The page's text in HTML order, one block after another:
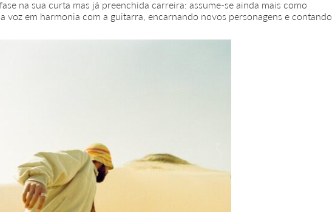
na sua curta mas já preenchida carreira: assume-se ainda mais como
voz em harmonia com a guitarra, encarnando novos personagens e contando